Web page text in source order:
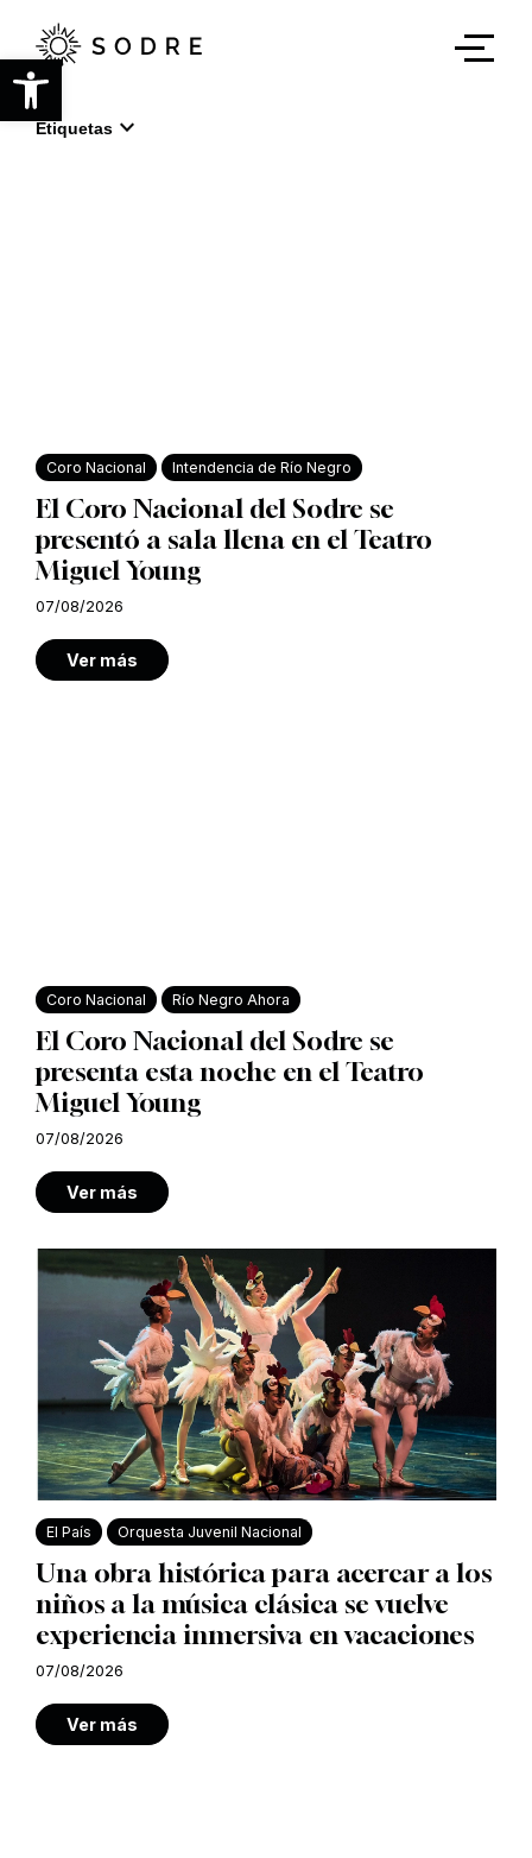
Abrir barra de herramientas
contenido
principal
Etiquetas expand_more
Coro Nacional Intendencia de Río Negro
El Coro Nacional del Sodre se
presentó a sala llena en el Teatro
Miguel Young
07/08/2026
Ver más
Coro Nacional Río Negro Ahora
El Coro Nacional del Sodre se
presenta esta noche en el Teatro
Miguel Young
07/08/2026
Ver más
El País Orquesta Juvenil Nacional
Una obra histórica para acercar a los
niños a la música clásica se vuelve
experiencia inmersiva en vacaciones
07/08/2026
Ver más